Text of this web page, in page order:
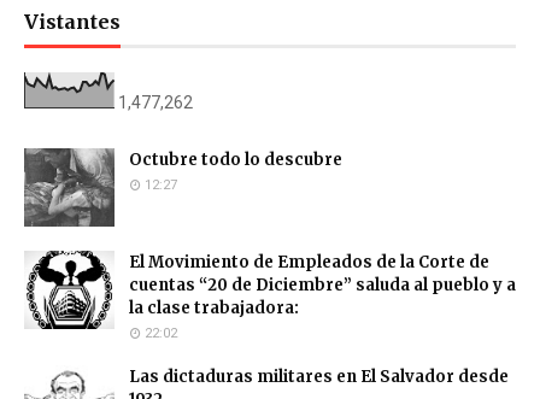
Vistantes
1,477,262
Octubre todo lo descubre
12:27
El Movimiento de Empleados de la Corte de
cuentas “20 de Diciembre” saluda al pueblo y a
la clase trabajadora:
22:02
Las dictaduras militares en El Salvador desde